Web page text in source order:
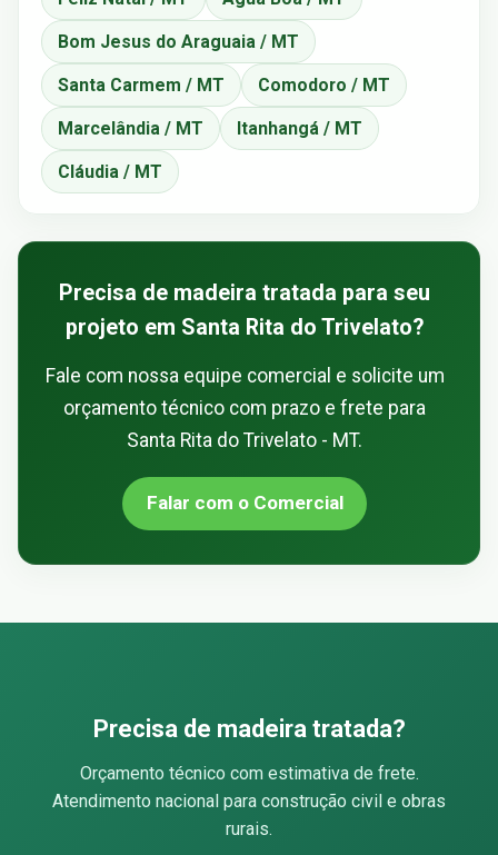
Bom Jesus do Araguaia / MT
Santa Carmem / MT Comodoro / MT
Marcelândia / MT Itanhangá / MT
Cláudia / MT
Precisa de madeira tratada para seu
projeto em Santa Rita do Trivelato?
Fale com nossa equipe comercial e solicite um
orçamento técnico com prazo e frete para
Santa Rita do Trivelato - MT.
Falar com o Comercial
Precisa de madeira tratada?
Orçamento técnico com estimativa de frete.
Atendimento nacional para construção civil e obras
rurais.